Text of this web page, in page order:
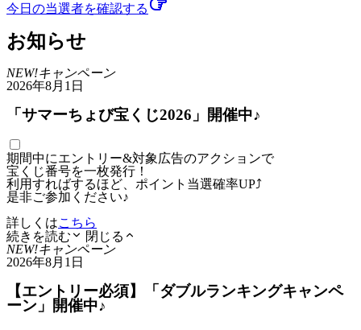
今日の当選者を確認する
お知らせ
NEW!キャンペーン
2026年8月1日
「サマーちょび宝くじ2026」開催中♪
期間中にエントリー&対象広告のアクションで
宝くじ番号を一枚発行！
利用すればするほど、ポイント当選確率UP⤴
是非ご参加ください♪
詳しくはこちら
続きを読む
閉じる
NEW!キャンペーン
2026年8月1日
【エントリー必須】「ダブルランキングキャンペ
ーン」開催中♪